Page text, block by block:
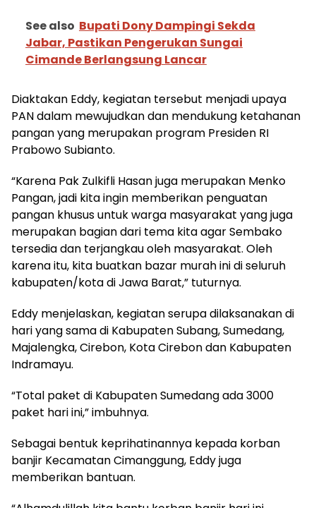
See also Bupati Dony Dampingi Sekda
Jabar, Pastikan Pengerukan Sungai
Cimande Berlangsung Lancar
Diaktakan Eddy, kegiatan tersebut menjadi upaya
PAN dalam mewujudkan dan mendukung ketahanan
pangan yang merupakan program Presiden RI
Prabowo Subianto.
“Karena Pak Zulkifli Hasan juga merupakan Menko
Pangan, jadi kita ingin memberikan penguatan
pangan khusus untuk warga masyarakat yang juga
merupakan bagian dari tema kita agar Sembako
tersedia dan terjangkau oleh masyarakat. Oleh
karena itu, kita buatkan bazar murah ini di seluruh
kabupaten/kota di Jawa Barat,” tuturnya.
Eddy menjelaskan, kegiatan serupa dilaksanakan di
hari yang sama di Kabupaten Subang, Sumedang,
Majalengka, Cirebon, Kota Cirebon dan Kabupaten
Indramayu.
“Total paket di Kabupaten Sumedang ada 3000
paket hari ini,” imbuhnya.
Sebagai bentuk keprihatinannya kepada korban
banjir Kecamatan Cimanggung, Eddy juga
memberikan bantuan.